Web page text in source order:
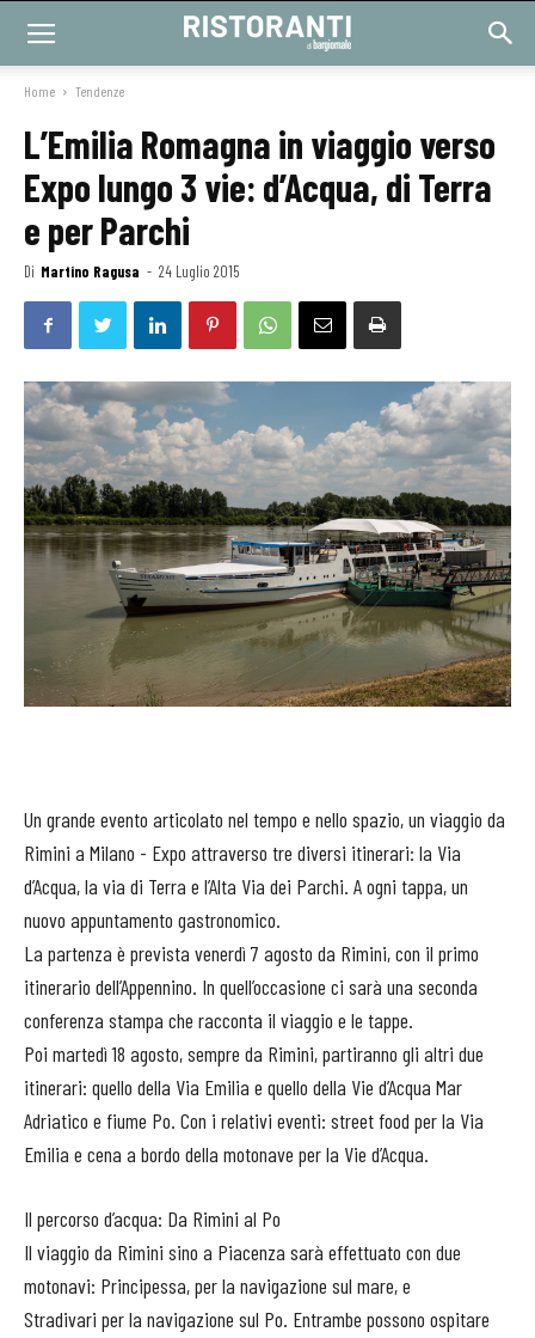
Home Tendenze
L’Emilia Romagna in viaggio verso
Expo lungo 3 vie: d’Acqua, di Terra
e per Parchi
Di Martino Ragusa - 24 Luglio 2015
Un grande evento articolato nel tempo e nello spazio, un viaggio da
Rimini a Milano - Expo attraverso tre diversi itinerari: la Via
d’Acqua, la via di Terra e l’Alta Via dei Parchi. A ogni tappa, un
nuovo appuntamento gastronomico.
La partenza è prevista venerdì 7 agosto da Rimini, con il primo
itinerario dell’Appennino. In quell’occasione ci sarà una seconda
conferenza stampa che racconta il viaggio e le tappe.
Poi martedì 18 agosto, sempre da Rimini, partiranno gli altri due
itinerari: quello della Via Emilia e quello della Vie d’Acqua Mar
Adriatico e fiume Po. Con i relativi eventi: street food per la Via
Emilia e cena a bordo della motonave per la Vie d’Acqua.
Il percorso d’acqua: Da Rimini al Po
Il viaggio da Rimini sino a Piacenza sarà effettuato con due
motonavi: Principessa, per la navigazione sul mare, e
Stradivari per la navigazione sul Po. Entrambe possono ospitare